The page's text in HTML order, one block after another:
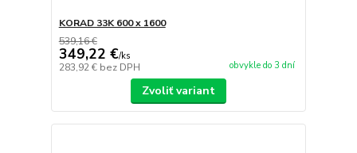
KORAD 33K 600 x 1600
539,16 €
349,22 €/ks
283,92 € bez DPH obvykle do 3 dní
Zvoliť variant